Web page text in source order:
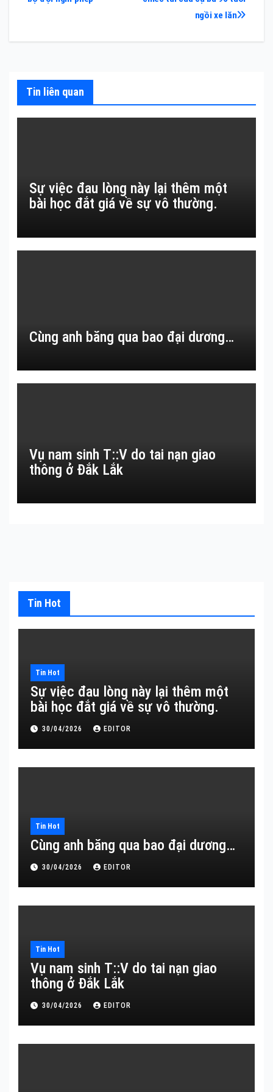
hướng
bài
ngồi xe lăn
Tin liên quan
Sự việc đau lòng này lại thêm một
bài học đắt giá về sự vô thường.
Cùng anh băng qua bao đại dương…
Vụ nam sinh T::V do tai nạn giao
thông ở Đắk Lắk
Tin Hot
Tin Hot
Sự việc đau lòng này lại thêm một
bài học đắt giá về sự vô thường.
30/04/2026 EDITOR
Tin Hot
Cùng anh băng qua bao đại dương…
30/04/2026 EDITOR
Tin Hot
Vụ nam sinh T::V do tai nạn giao
thông ở Đắk Lắk
30/04/2026 EDITOR